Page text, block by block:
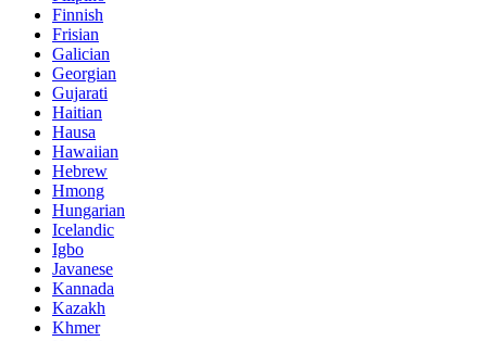
Finnish
Frisian
Galician
Georgian
Gujarati
Haitian
Hausa
Hawaiian
Hebrew
Hmong
Hungarian
Icelandic
Igbo
Javanese
Kannada
Kazakh
Khmer